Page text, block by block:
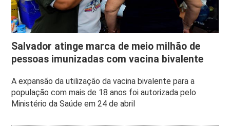
Salvador atinge marca de meio milhão de
pessoas imunizadas com vacina bivalente
A expansão da utilização da vacina bivalente para a
população com mais de 18 anos foi autorizada pelo
Ministério da Saúde em 24 de abril